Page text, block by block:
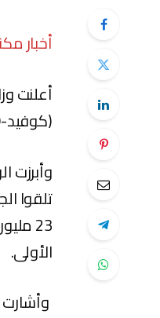
أخبار
(كوفيد-19)، مقابل تعافي 563 شخصا، فيما تم تسجيل عشر وفيات خلال الـ 24 ساعة الماضية.
تلقوا
الأولى.
وأشارت